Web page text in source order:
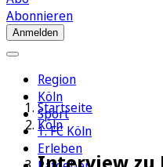
Abonnieren
Anmelden
Region
Köln
Sport
1. FC Köln
Erleben
Startseite
Köln
Interview zu